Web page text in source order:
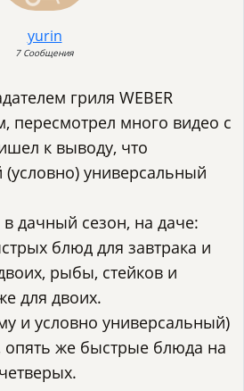
yurin
7 Сообщения
гриля WEBER
пересмотрел много видео с
к выводу, что
универсальный
дачный сезон, на даче:
блюд для завтрака и
рыбы, стейков и
для двоих.
и условно универсальный)
опять же быстрые блюда на